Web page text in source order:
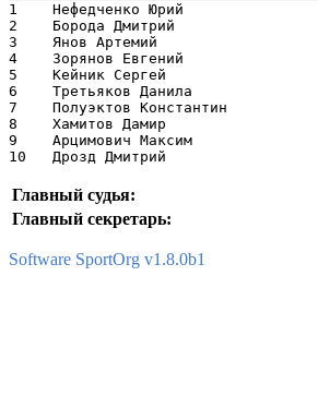
1    Нефедченко Юрий
2    Борода Дмитрий
3    Янов Артемий
4    Зорянов Евгений
5    Кейник Сергей
6    Третьяков Данила
7    Полуэктов Константин
8    Хамитов Дамир
9    Арцимович Максим
Главный судья:
Главный секретарь:
Software SportOrg v1.8.0b1